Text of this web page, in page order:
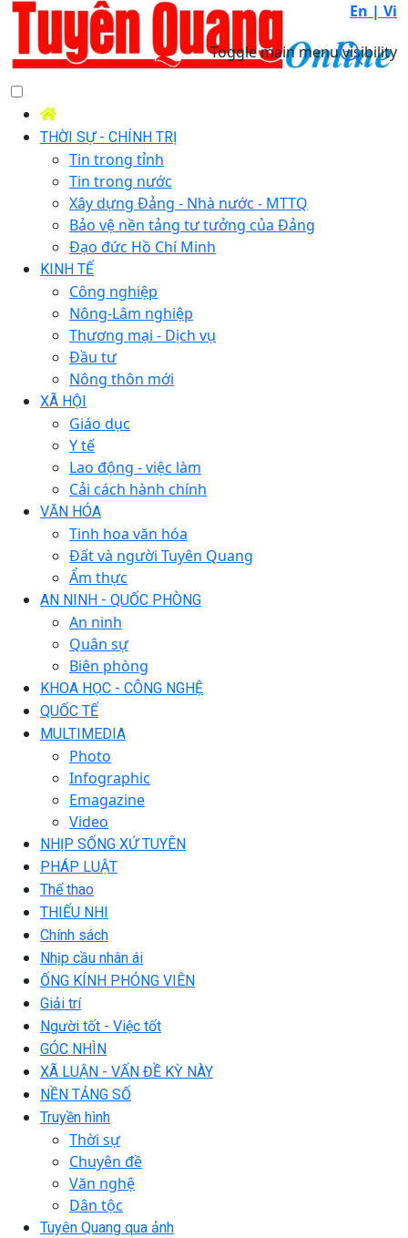
En | Vi
Toggle main menu visibility
THỜI SỰ - CHÍNH TRỊ
Tin trong tỉnh
Tin trong nước
Xây dựng Đảng - Nhà nước - MTTQ
Bảo vệ nền tảng tư tưởng của Đảng
Đạo đức Hồ Chí Minh
KINH TẾ
Công nghiệp
Nông-Lâm nghiệp
Thương mại - Dịch vụ
Đầu tư
Nông thôn mới
XÃ HỘI
Giáo dục
Y tế
Lao động - việc làm
Cải cách hành chính
VĂN HÓA
Tinh hoa văn hóa
Đất và người Tuyên Quang
Ẩm thực
AN NINH - QUỐC PHÒNG
An ninh
Quân sự
Biên phòng
KHOA HỌC - CÔNG NGHỆ
QUỐC TẾ
MULTIMEDIA
Photo
Infographic
Emagazine
Video
NHỊP SỐNG XỨ TUYÊN
PHÁP LUẬT
Thể thao
THIẾU NHI
Chính sách
Nhịp cầu nhân ái
ỐNG KÍNH PHÓNG VIÊN
Giải trí
Người tốt - Việc tốt
GÓC NHÌN
XÃ LUẬN - VẤN ĐỀ KỲ NÀY
NỀN TẢNG SỐ
Truyền hình
Thời sự
Chuyên đề
Văn nghệ
Dân tộc
Tuyên Quang qua ảnh